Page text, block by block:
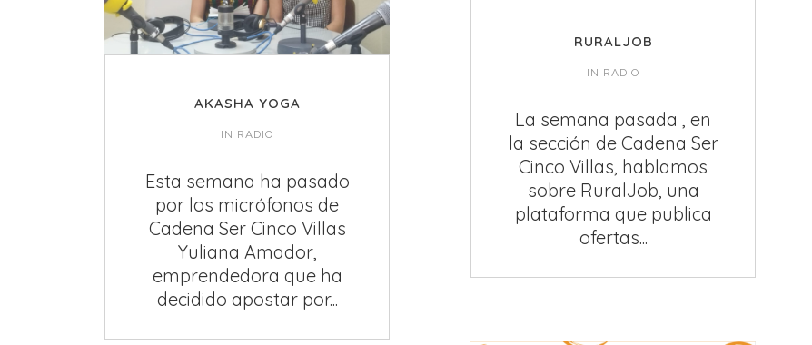
RURALJOB
IN RADIO
La semana pasada , en
la sección de Cadena Ser
Cinco Villas, hablamos
sobre RuralJob, una
plataforma que publica
ofertas...
AKASHA YOGA
IN RADIO
Esta semana ha pasado
por los micrófonos de
Cadena Ser Cinco Villas
Yuliana Amador,
emprendedora que ha
decidido apostar por...